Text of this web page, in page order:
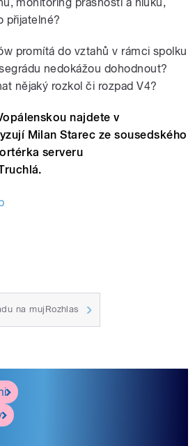
přijatelné?
promítá do vztahů v rámci spolku
nedokážou dohodnout?
nějaký rozkol či rozpad V4?
najdete v
Milan Starec ze sousedského
serveru
na mujRozhlas